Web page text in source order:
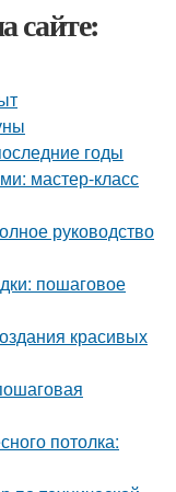
сайте:
годы
мастер-класс
руководство
пошаговое
красивых
потолка: